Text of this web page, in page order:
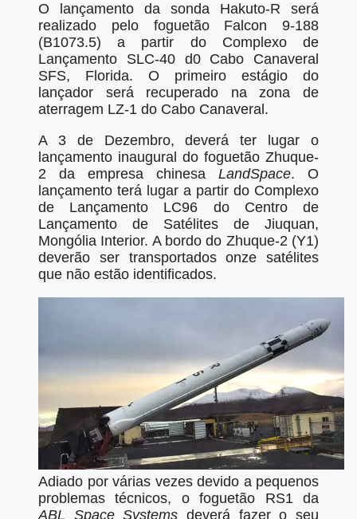
O lançamento da sonda Hakuto-R será
realizado pelo foguetão Falcon 9-188
(B1073.5) a partir do Complexo de
Lançamento SLC-40 d0 Cabo Canaveral
SFS, Florida. O primeiro estágio do
lançador será recuperado na zona de
aterragem LZ-1 do Cabo Canaveral.
A 3 de Dezembro, deverá ter lugar o
lançamento inaugural do foguetão Zhuque-
2 da empresa chinesa LandSpace. O
lançamento terá lugar a partir do Complexo
de Lançamento LC96 do Centro de
Lançamento de Satélites de Jiuquan,
Mongólia Interior. A bordo do Zhuque-2 (Y1)
deverão ser transportados onze satélites
que não estão identificados.
Adiado por várias vezes devido a pequenos
problemas técnicos, o foguetão RS1 da
ABL Space Systems deverá fazer o seu